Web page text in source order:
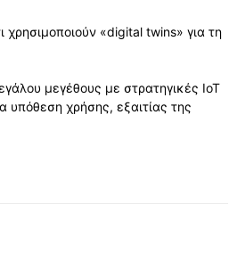
«digital twins» για τη
μεγέθους με στρατηγικές IoT
υπόθεση χρήσης, εξαιτίας της